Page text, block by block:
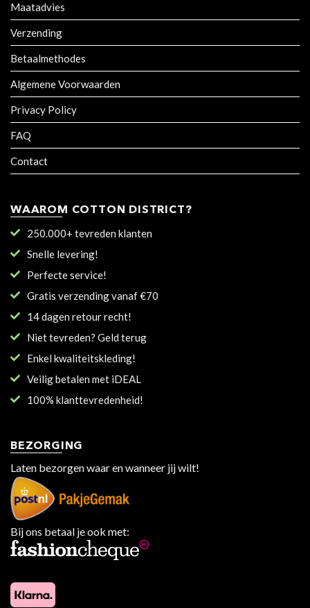
Maatadvies
Verzending
Betaalmethodes
Algemene Voorwaarden
Privacy Policy
FAQ
Contact
WAAROM COTTON DISTRICT?
250.000+ tevreden klanten
Snelle levering!
Perfecte service!
Gratis verzending vanaf €70
14 dagen retour recht!
Niet tevreden? Geld terug
Enkel kwaliteitskleding!
Veilig betalen met iDEAL
100% klanttevredenheid!
BEZORGING
Laten bezorgen waar en wanneer jij wilt!
Bij ons betaal je ook met: